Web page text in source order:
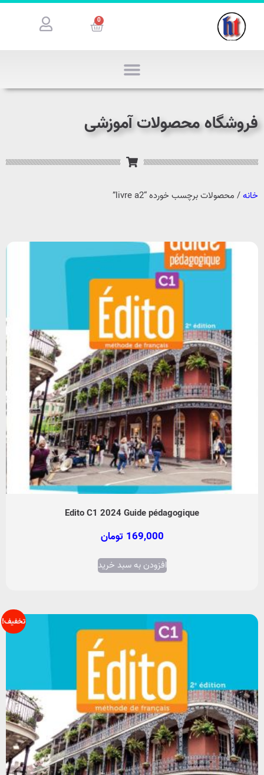
0
فروشگاه محصولات آموزشی
خانه/ محصولات برچسب خورده “livre a2”
Edito C1 2024 Guide pédagogique
169,000 تومان
افزودن به سبد خرید
تخفیف!